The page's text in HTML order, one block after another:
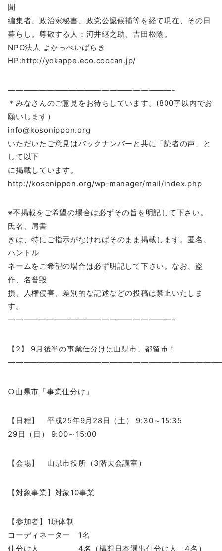
聞
編集者、政治家秘書、政党公認候補等を経て現在、その日
暮らし。尊敬する人：河井継之助、吉田松陰。
NPO法人 よかっぺいばらき
HP:http://yokappe.eco.coocan.jp/
—————————————————————-
＊みなさんのご意見をお待ちしています。(800字以内でお
願いします）
info@kosonippon.org
いただいたご意見はバックナンバーと共に「読者の声」と
して以下
に掲載しています。
http://kosonippon.org/wp-manager/mail/index.php
※不掲載をご希望の場合は必ずその旨を明記して下さい。
氏名、肩書
きは、特にご指示がなければそのまま掲載します。匿名、
ハンドル
ネームをご希望の場合は必ず明記して下さい。なお、盗
作、名誉毀
損、人権侵害、差別的な記述などの投稿は禁止いたしま
す。
—————————————————————-
【2】 9月後半の事業仕分けは山県市、都留市！
○山県市「事業仕分け」
【日程】 平成25年9月28日（土） 9:30～15:35
29日（日） 9:00～15:00
【会場】 山県市役所（3階大会議室）
【対象事業】対象10事業
【参加者】1班体制
コーディネーター 1名
仕分け人 4名（構想日本選出仕分け人 4名）